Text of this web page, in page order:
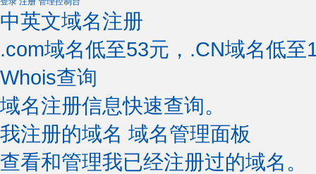
中英文域名注册
.com域名低至53元，.CN域名低至
Whois查询
域名注册信息快速查询。
我注册的域名 域名管理面板
查看和管理我已经注册过的域名。